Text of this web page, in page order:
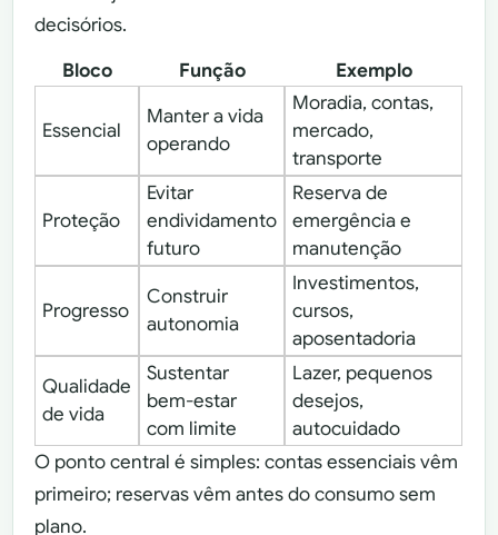
decisórios.
Bloco
Função Exemplo
Essencial
Manter a vida
operando
Moradia, contas,
mercado,
transporte
Proteção
Evitar
endividamento
futuro
Reserva de
emergência e
manutenção
Progresso
Construir
autonomia
Investimentos,
cursos,
aposentadoria
Qualidade
de vida
Sustentar
bem-estar
com limite
Lazer, pequenos
desejos,
autocuidado
O ponto central é simples: contas essenciais vêm
primeiro; reservas vêm antes do consumo sem
plano.